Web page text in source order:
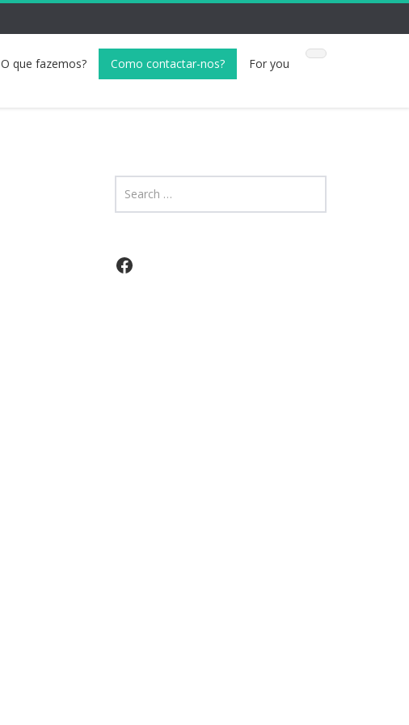
O que fazemos? Como contactar-nos? For you
Facebook